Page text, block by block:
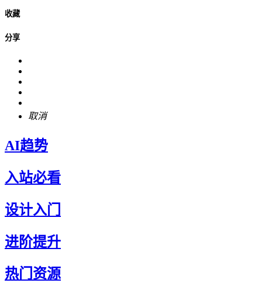
收藏
分享
取消
AI趋势
入站必看
设计入门
进阶提升
热门资源